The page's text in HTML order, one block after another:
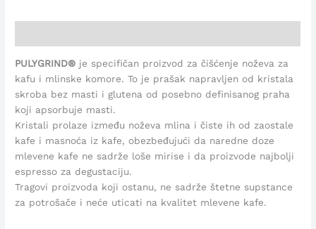
PULYGRIND® je specifičan proizvod za čišćenje noževa za
kafu i mlinske komore. To je prašak napravljen od kristala
skroba bez masti i glutena od posebno definisanog praha
koji apsorbuje masti.
Kristali prolaze između noževa mlina i čiste ih od zaostale
kafe i masnoća iz kafe, obezbeđujući da naredne doze
mlevene kafe ne sadrže loše mirise i da proizvode najbolji
espresso za degustaciju.
Tragovi proizvoda koji ostanu, ne sadrže štetne supstance
za potrošače i neće uticati na kvalitet mlevene kafe.